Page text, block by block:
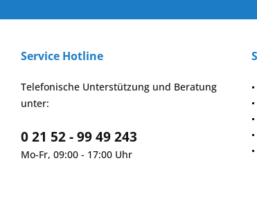
Service Hotline
Telefonische Unterstützung und Beratung
unter:
0 21 52 - 99 49 243
Mo-Fr, 09:00 - 17:00 Uhr